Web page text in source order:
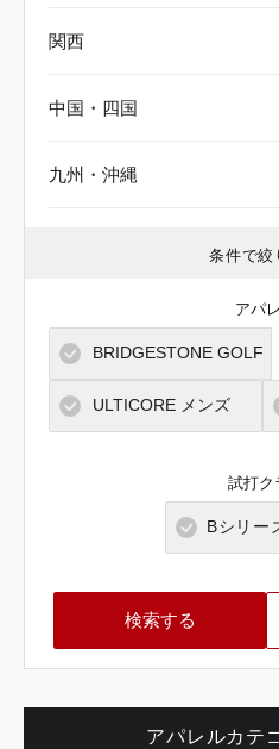
富山県
石川県
関西
京都府
大阪府
和歌山県
中国・四国
鳥取県
高知県
九州・沖縄
沖縄県
条件で絞
アパ
BRIDGESTONE GOLF
ULTICORE メンズ
試打ク
Bシリー
アパレルカテ